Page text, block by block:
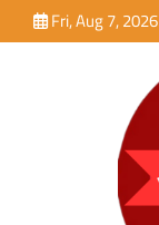
to
Fri, Aug 7, 2026